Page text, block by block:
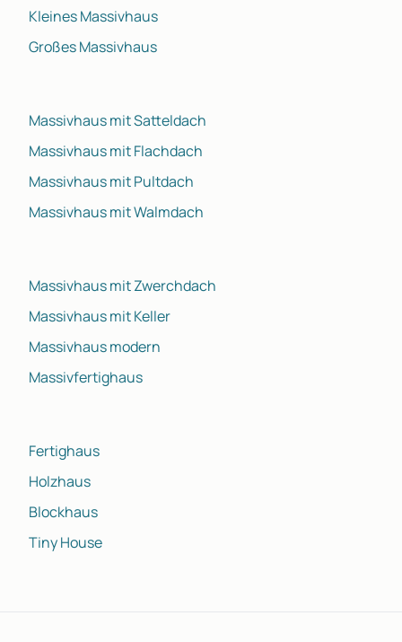
Kleines Massivhaus
Großes Massivhaus
Massivhaus mit Satteldach
Massivhaus mit Flachdach
Massivhaus mit Pultdach
Massivhaus mit Walmdach
Massivhaus mit Zwerchdach
Massivhaus mit Keller
Massivhaus modern
Massivfertighaus
Fertighaus
Holzhaus
Blockhaus
Tiny House